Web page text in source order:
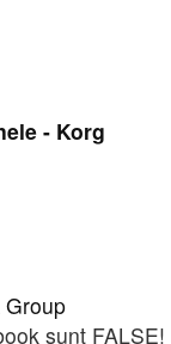
- Korg
Group
sunt FALSE!